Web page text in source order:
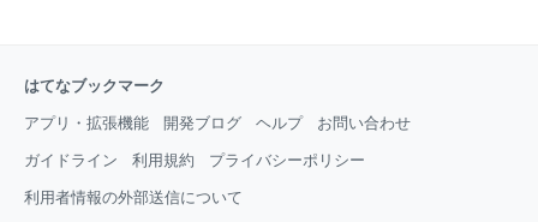
はてなブックマーク
アプリ・拡張機能 開発ブログ ヘルプ お問い合わせ
ガイドライン 利用規約 プライバシーポリシー
利用者情報の外部送信について